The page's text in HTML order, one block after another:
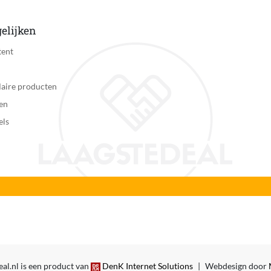
producten
is een product van DenK Internet Solutions Webdesign door